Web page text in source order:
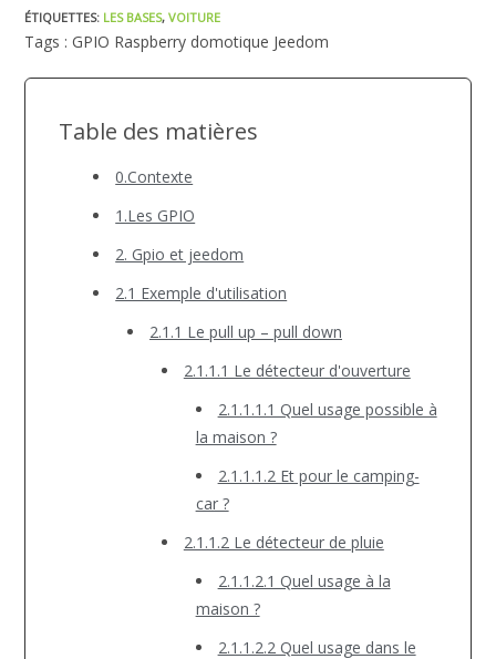
ÉTIQUETTES: LES BASES, VOITURE
Tags : GPIO Raspberry domotique Jeedom
Table des matières
0.Contexte
1.Les GPIO
2. Gpio et jeedom
2.1 Exemple d'utilisation
2.1.1 Le pull up – pull down
2.1.1.1 Le détecteur d'ouverture
2.1.1.1.1 Quel usage possible à
la maison ?
2.1.1.1.2 Et pour le camping-
car ?
2.1.1.2 Le détecteur de pluie
2.1.1.2.1 Quel usage à la
maison ?
2.1.1.2.2 Quel usage dans le